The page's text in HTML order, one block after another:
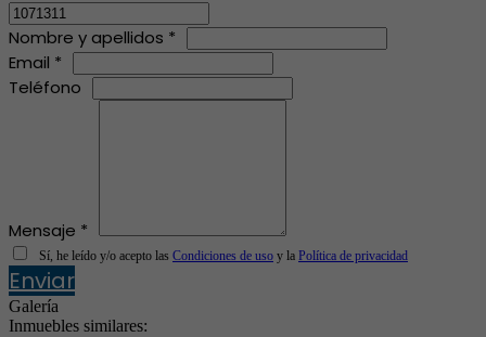
Nombre y apellidos *
Email *
Teléfono
Mensaje *
Sí, he leído y/o acepto las Condiciones de uso y la Política de privacidad
Enviar
Galería
Inmuebles similares: